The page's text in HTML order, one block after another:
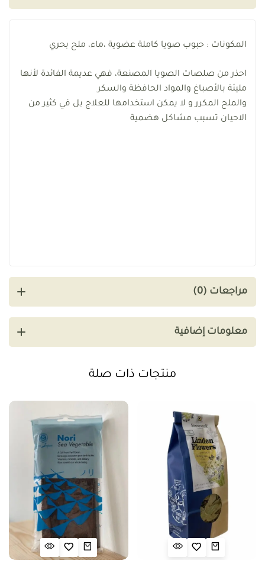
المكونات : حبوب صويا كاملة عضوية ،ماء، ملح بحري
احذر من صلصات الصويا المصنعة، فهي عديمة الفائدة لأنها
مليئة بالأصباغ والمواد الحافظة والسكر
والملح المكرر و لا يمكن استخدامها للعلاج بل في كثير من
الاحيان تسبب مشاكل هضمية
مراجعات (0)
معلومات إضافية
منتجات ذات صلة